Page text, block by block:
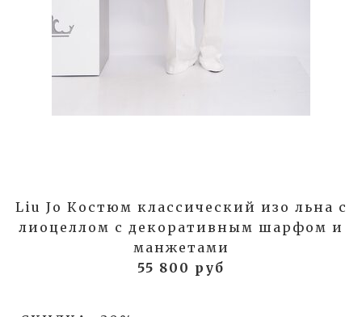
Liu Jo Костюм классический изо льна с
лиоцеллом с декоративным шарфом и
манжетами
55 800 руб